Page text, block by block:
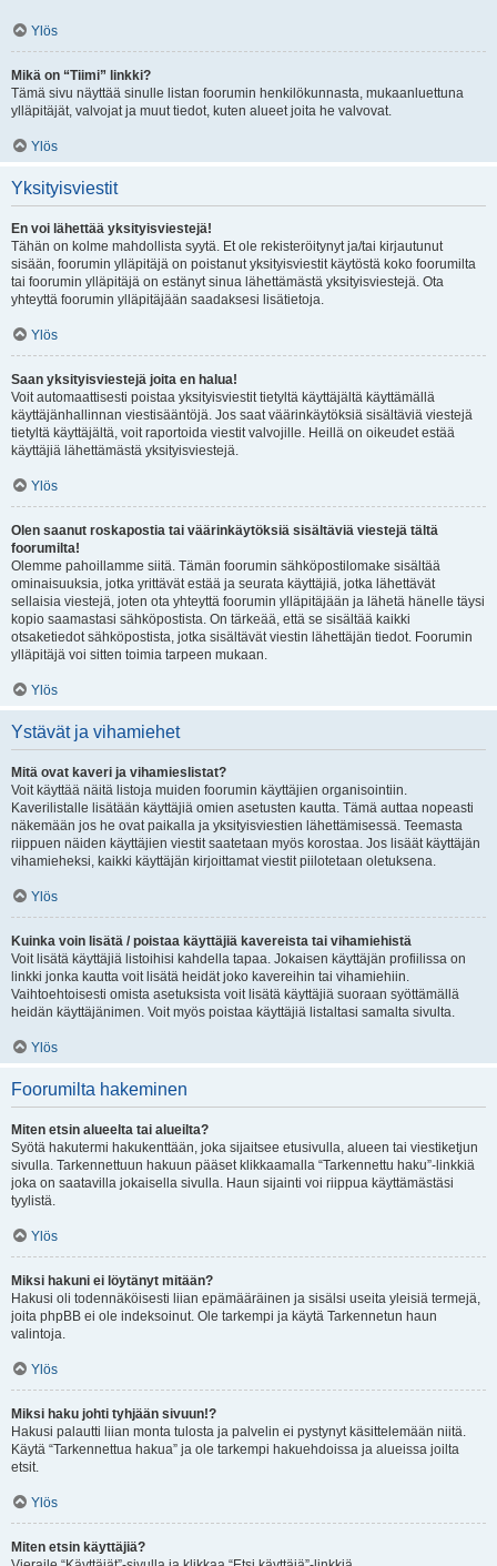
Ylös
Mikä on “Tiimi” linkki?
Tämä sivu näyttää sinulle listan foorumin henkilökunnasta, mukaanluettuna
ylläpitäjät, valvojat ja muut tiedot, kuten alueet joita he valvovat.
Ylös
Yksityisviestit
En voi lähettää yksityisviestejä!
Tähän on kolme mahdollista syytä. Et ole rekisteröitynyt ja/tai kirjautunut
sisään, foorumin ylläpitäjä on poistanut yksityisviestit käytöstä koko foorumilta
tai foorumin ylläpitäjä on estänyt sinua lähettämästä yksityisviestejä. Ota
yhteyttä foorumin ylläpitäjään saadaksesi lisätietoja.
Ylös
Saan yksityisviestejä joita en halua!
Voit automaattisesti poistaa yksityisviestit tietyltä käyttäjältä käyttämällä
käyttäjänhallinnan viestisääntöjä. Jos saat väärinkäytöksiä sisältäviä viestejä
tietyltä käyttäjältä, voit raportoida viestit valvojille. Heillä on oikeudet estää
käyttäjiä lähettämästä yksityisviestejä.
Ylös
Olen saanut roskapostia tai väärinkäytöksiä sisältäviä viestejä tältä
foorumilta!
Olemme pahoillamme siitä. Tämän foorumin sähköpostilomake sisältää
ominaisuuksia, jotka yrittävät estää ja seurata käyttäjiä, jotka lähettävät
sellaisia viestejä, joten ota yhteyttä foorumin ylläpitäjään ja lähetä hänelle täysi
kopio saamastasi sähköpostista. On tärkeää, että se sisältää kaikki
otsaketiedot sähköpostista, jotka sisältävät viestin lähettäjän tiedot. Foorumin
ylläpitäjä voi sitten toimia tarpeen mukaan.
Ylös
Ystävät ja vihamiehet
Mitä ovat kaveri ja vihamieslistat?
Voit käyttää näitä listoja muiden foorumin käyttäjien organisointiin.
Kaverilistalle lisätään käyttäjiä omien asetusten kautta. Tämä auttaa nopeasti
näkemään jos he ovat paikalla ja yksityisviestien lähettämisessä. Teemasta
riippuen näiden käyttäjien viestit saatetaan myös korostaa. Jos lisäät käyttäjän
vihamieheksi, kaikki käyttäjän kirjoittamat viestit piilotetaan oletuksena.
Ylös
Kuinka voin lisätä / poistaa käyttäjiä kavereista tai vihamiehistä
Voit lisätä käyttäjiä listoihisi kahdella tapaa. Jokaisen käyttäjän profiilissa on
linkki jonka kautta voit lisätä heidät joko kavereihin tai vihamiehiin.
Vaihtoehtoisesti omista asetuksista voit lisätä käyttäjiä suoraan syöttämällä
heidän käyttäjänimen. Voit myös poistaa käyttäjiä listaltasi samalta sivulta.
Ylös
Foorumilta hakeminen
Miten etsin alueelta tai alueilta?
Syötä hakutermi hakukenttään, joka sijaitsee etusivulla, alueen tai viestiketjun
sivulla. Tarkennettuun hakuun pääset klikkaamalla “Tarkennettu haku”-linkkiä
joka on saatavilla jokaisella sivulla. Haun sijainti voi riippua käyttämästäsi
tyylistä.
Ylös
Miksi hakuni ei löytänyt mitään?
Hakusi oli todennäköisesti liian epämääräinen ja sisälsi useita yleisiä termejä,
joita phpBB ei ole indeksoinut. Ole tarkempi ja käytä Tarkennetun haun
valintoja.
Ylös
Miksi haku johti tyhjään sivuun!?
Hakusi palautti liian monta tulosta ja palvelin ei pystynyt käsittelemään niitä.
Käytä “Tarkennettua hakua” ja ole tarkempi hakuehdoissa ja alueissa joilta
etsit.
Ylös
Miten etsin käyttäjiä?